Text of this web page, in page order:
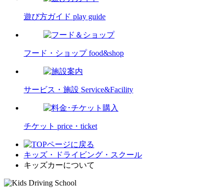
遊び方ガイド play guide
フード・ショップ food&shop
サービス・施設 Service&Facility
チケット price・ticket
キッズ・ドライビング・スクール
キッズカーについて